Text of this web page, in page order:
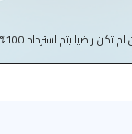
100% من رسوم الساعة الاولى